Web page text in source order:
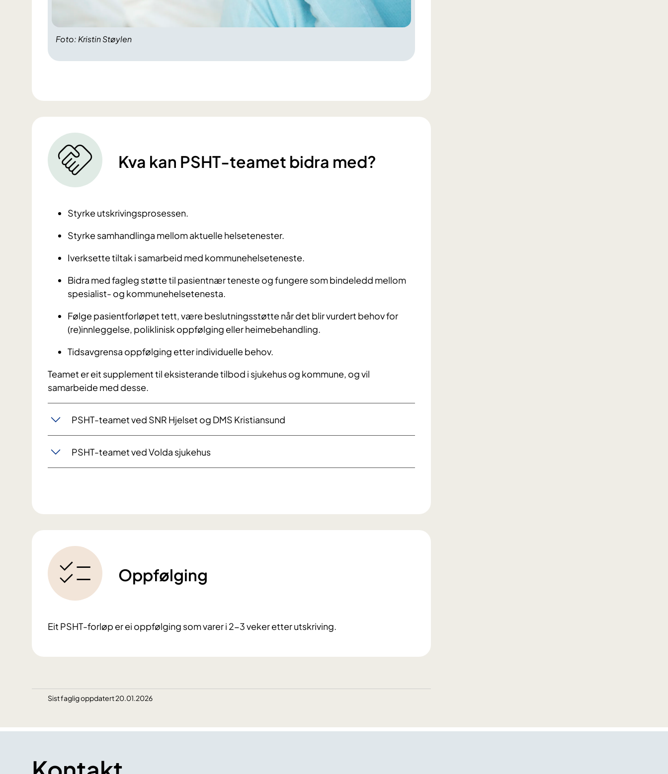
Foto: Kristin Støylen
Kva kan PSHT-teamet bidra med?
Styrke utskrivingsprosessen.
Styrke samhandlinga mellom aktuelle helsetenester.
Iverksette tiltak i samarbeid med kommunehelseteneste.
Bidra med fagleg støtte til pasientnær teneste og fungere som bindeledd mellom
spesialist- og kommunehelsetenesta.
Følge pasientforløpet tett, være beslutningsstøtte når det blir vurdert behov for
(re)innleggelse, poliklinisk oppfølging eller heimebehandling.
Tidsavgrensa oppfølging etter individuelle behov.
Teamet er eit supplement til eksisterande tilbod i sjukehus og kommune, og vil
samarbeide med desse.
PSHT-teamet ved SNR Hjelset og DMS Kristiansund
PSHT-teamet ved Volda sjukehus
Oppfølging
Eit PSHT-forløp er ei oppfølging som varer i 2-3 veker etter utskriving.
Sist faglig oppdatert 20.01.2026